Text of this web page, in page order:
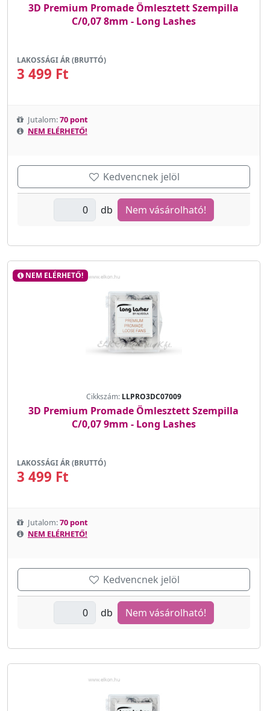
3D Premium Promade Ömlesztett Szempilla
C/0,07 8mm - Long Lashes
LAKOSSÁGI ÁR (BRUTTÓ)
3 499 Ft
Jutalom:70 pont
NEM ELÉRHETŐ!
Kedvencnek jelöl
db Nem vásárolható!
NEM ELÉRHETŐ!
Cikkszám: LLPRO3DC07009
3D Premium Promade Ömlesztett Szempilla
C/0,07 9mm - Long Lashes
LAKOSSÁGI ÁR (BRUTTÓ)
3 499 Ft
Jutalom:70 pont
NEM ELÉRHETŐ!
Kedvencnek jelöl
db Nem vásárolható!